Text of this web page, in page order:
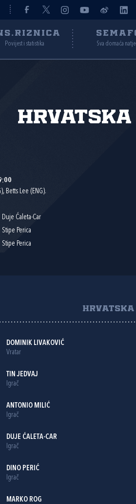
Povijest i statistika Sva domaća
Hrvatska
Betts Lee (ENG).
Duje Ćaleta-Car
Stipe Perica
Stipe Perica
HRVATSKA
DOMINIK LIVAKOVIĆ
Vratar
TIN JEDVAJ
Igrač
ANTONIO MILIĆ
Igrač
DUJE ĆALETA-CAR
Igrač
DINO PERIĆ
Igrač
MARKO ROG